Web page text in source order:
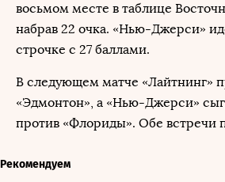
восьмом месте в таблице
набрав 22 очка. «Нью-Джерси»
строчке с 27 баллами.
В следующем матче «Лайтнинг»
«Эдмонтон», а «Нью-Джерси»
против «Флориды». Обе встречи
Рекомендуем